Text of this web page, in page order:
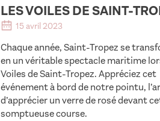
LES VOILES DE SAINT-
15 avril 2023
Chaque année, Saint-Tropez se
en un véritable spectacle maritime
Voiles de Saint-Tropez. Appréciez cet
événement à bord de notre pointu,
d’apprécier un verre de rosé devant
somptueuse course.